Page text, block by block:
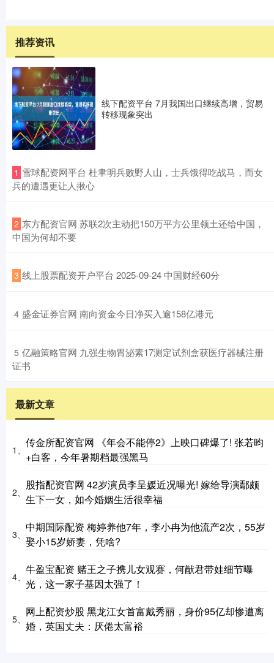
推荐资讯
线下配资平台 7月我国出口继续高增，贸易
转移现象突出
1 ​雪球配资网平台 杜聿明兵败野人山，士兵饿得吃战马，而女
兵的遭遇更让人揪心
2 ​东方配资官网 苏联2次主动把150万平方公里领土还给中国，
中国为何却不要
3 ​线上股票配资开户平台 2025-09-24 中国财经60分
4 ​盛金证券官网 南向资金今日净买入逾158亿港元
5 ​亿融策略官网 九强生物胃泌素17测定试剂盒获医疗器械注册
证书
最新文章
1、
传金所配资官网 《年会不能停2》上映口碑爆了! 张若昀
+白客，今年暑期档最强黑马
2、
股指配资官网 42岁演员李呈媛近况曝光! 嫁给导演鄢颇
生下一女，如今婚姻生活很幸福
3、
中期国际配资 梅婷养他7年，李小冉为他流产2次，55岁
娶小15岁娇妻，凭啥?
4、
牛盈宝配资 赌王之子携儿女观赛，何猷君带娃细节曝
光，这一家子基因太强了！
5、
网上配资炒股 黑龙江女首富戴秀丽，身价95亿却惨遭离
婚，英国丈夫：厌倦太富裕